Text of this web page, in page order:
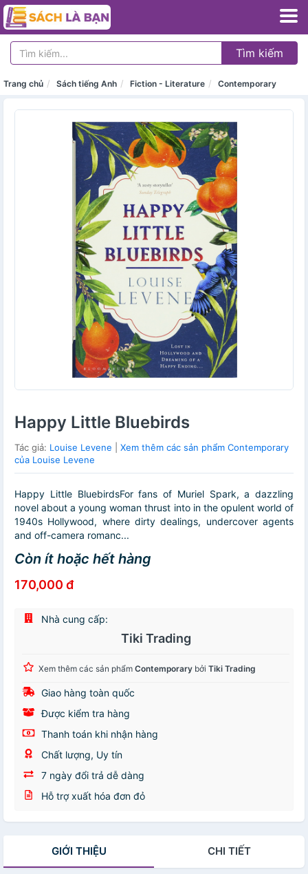
Tìm kiếm
Trang chủ Sách tiếng Anh Fiction - Literature Contemporary
Happy Little Bluebirds
Tác giả: Louise Levene
Xem thêm các sản phẩm Contemporary
của Louise Levene
Happy Little BluebirdsFor fans of Muriel Spark, a dazzling
novel about a young woman thrust into in the opulent world of
1940s Hollywood, where dirty dealings, undercover agents
and off-camera romanc...
Còn ít hoặc hết hàng
170,000 đ
Nhà cung cấp:
Tiki Trading
Xem thêm các sản phẩm Contemporary bởi Tiki Trading
Giao hàng toàn quốc
Được kiểm tra hàng
Thanh toán khi nhận hàng
Chất lượng, Uy tín
7 ngày đổi trả dễ dàng
Hỗ trợ xuất hóa đơn đỏ
GIỚI THIỆU CHI TIẾT